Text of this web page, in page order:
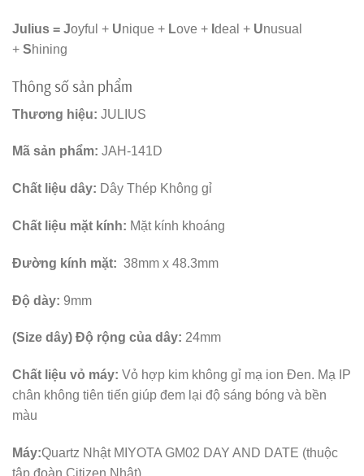
Julius = Joyful + Unique + Love + deal + Unusual
+ Shining
Thông số sản phẩm
Thương hiệu: JULIUS
Mã sản phẩm: JAH-141D
Chất liệu dây: Dây Thép Không gỉ
Chất liệu mặt kính: Mặt kính khoáng
Đường kính mặt: 38mm x 48.3mm
Độ dày: 9mm
(Size dây) Độ rộng của dây: 24mm
Chất liệu vỏ máy: Vỏ hợp kim không gỉ mạ ion Đen. Mạ IP
chân không tiên tiến giúp đem lại độ sáng bóng và bền
màu
Máy:Quartz Nhật MIYOTA GM02 DAY AND DATE (thuộc
tập đoàn Citizen Nhật)